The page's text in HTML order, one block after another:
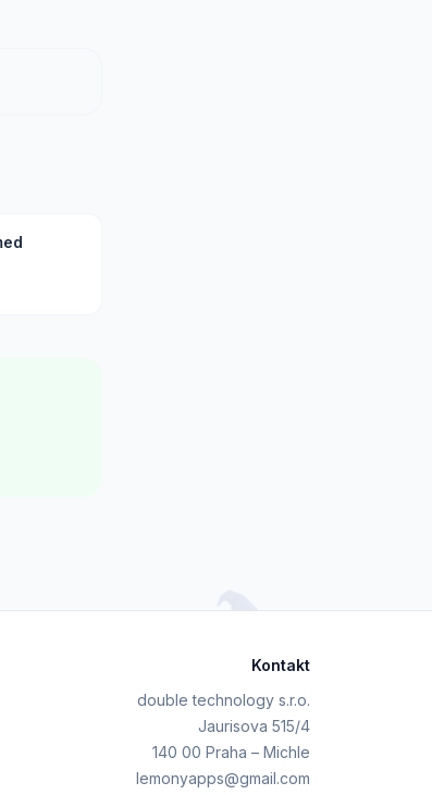
Kontakt
double technology s.r.o.
Jaurisova 515/4
140 00 Praha – Michle
lemonyapps@gmail.com